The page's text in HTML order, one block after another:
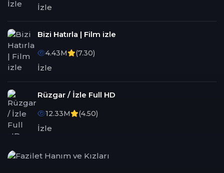
İzle
Bizi Hatırla | Film izle
4.43M (7.30)
İzle
Rüzgar / İzle Full HD
12.33M (4.50)
İzle